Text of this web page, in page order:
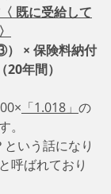
既に受給して
× 保険料納付
年間）
「1.018」 の
。
という話になり
と呼ばれており